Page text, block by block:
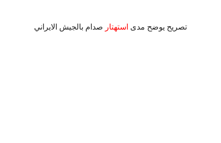
تصريح يوضح مدى استهتار صدام بالجيش الايراني